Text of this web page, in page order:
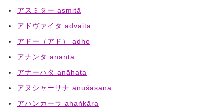
アスミター asmitā
アドヴァイタ advaita
アドー（アド） adho
アナンタ ananta
アナーハタ anāhata
アヌシャーサナ anuśāsana
アハンカーラ ahaṅkāra